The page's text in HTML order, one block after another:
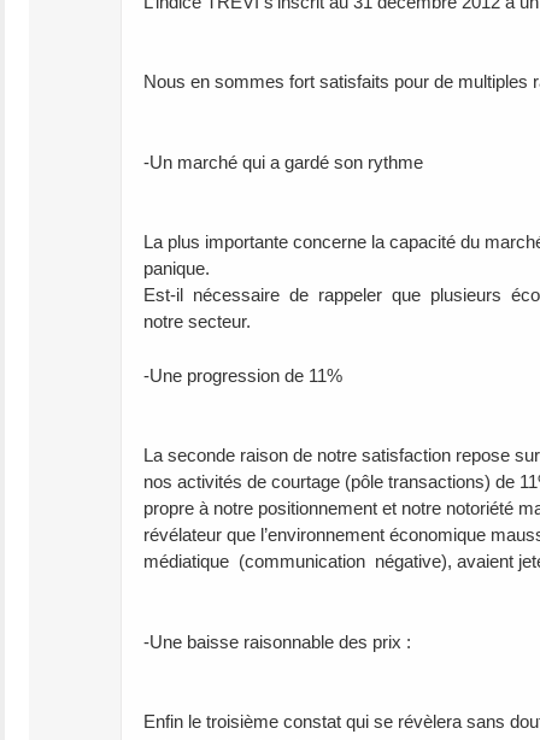
Nous en sommes fort satisfaits pour de multiples
-Un marché qui a gardé son rythme
La plus importante concerne la capacité du
panique.
Est-il nécessaire de rappeler que plusieurs
notre secteur.
-Une progression de 11%
La seconde raison de notre satisfaction repose
nos activités de courtage (pôle transactions) de
propre à notre positionnement et notre notoriété
révélateur que l’environnement économique
médiatique (communication négative), avaient
-Une baisse raisonnable des prix :
Enfin le troisième constat qui se révèlera sans